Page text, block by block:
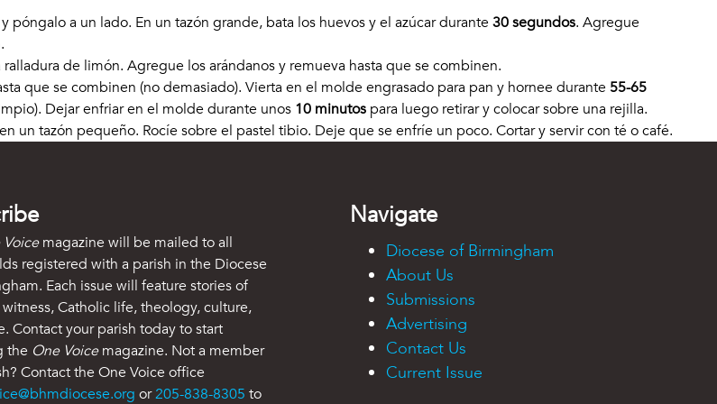
póngalo a un lado. En un tazón grande, bata los huevos y el azúcar durante30 segundos. Agregue
de limón. Agregue los arándanos y remueva hasta que se combinen.
que se combinen (no demasiado). Vierta en el molde engrasado para pan y hornee durante 55-65
Dejar enfriar en el molde durante unos 10 minutos para luego retirar y colocar sobre una rejilla.
un tazón pequeño. Rocíe sobre el pastel tibio. Deje que se enfríe un poco. Cortar y servir con té o café.
Voicemagazine will be mailed to all
registered with a parish in the Diocese
Each issue will feature stories of
Catholic life, theology, culture,
Contact your parish today to start
the One Voicemagazine. Not a member
Contact the One Voice office
or205-838-8305 to
Navigate
Diocese of Birmingham
About Us
Submissions
Advertising
Contact Us
Current Issue